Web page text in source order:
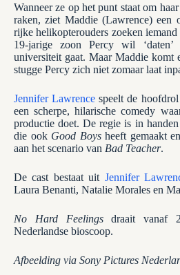
Wanneer ze op het punt staat om
raken, ziet Maddie (Lawrence) een
rijke helikopterouders zoeken
19-jarige zoon Percy wil
universiteit gaat. Maar Maddie komt
stugge Percy zich niet zomaar laat
Jennifer Lawrence speelt de
een scherpe, hilarische comedy
productie doet. De regie is in
die ook Good Boysheeft gemaakt
aan het scenario van Bad Teacher.
De cast bestaat uit Jennifer
Laura Benanti, Natalie Morales en
No Hard Feelingsdraait vanaf
Nederlandse bioscoop.
Afbeelding via Sony Pictures